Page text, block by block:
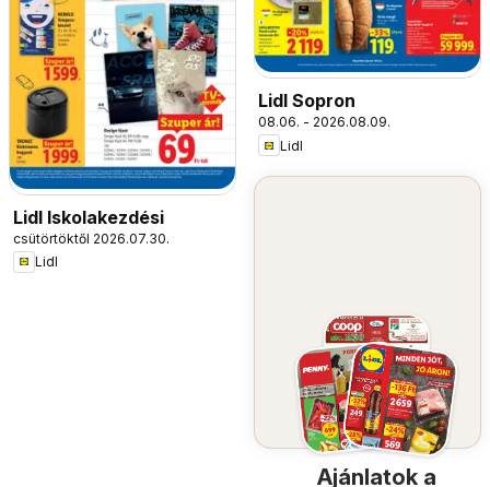
Lidl Iskolakezdési
csütörtöktől 2026.07.30.
Lidl
Lidl Sopron
08.06. - 2026.08.09.
Lidl
Ajánlatok a